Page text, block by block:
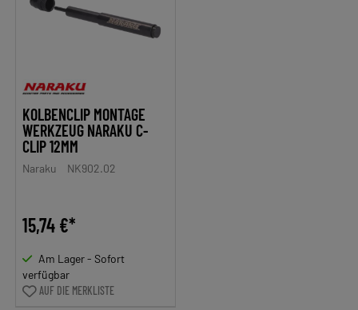
KOLBENCLIP MONTAGE
WERKZEUG NARAKU C-
CLIP 12MM
Naraku NK902.02
15,74 €*
Am Lager - Sofort
verfügbar
AUF DIE MERKLISTE